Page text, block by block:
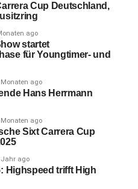
Cup Deutschland,
ago
startet
für Youngtimer- und
ago
Hans Herrmann
Monaten ago
Sixt Carrera Cup
Jahr ago
Highspeed trifft High